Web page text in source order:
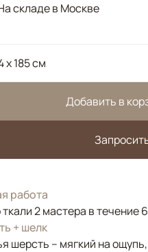
складе в Москве
x 185 см
Добавить в
работа
ткали 2 мастера в течение
+ шелк
шерсть – мягкий на